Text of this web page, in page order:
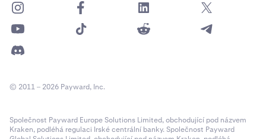
© 2011 – 2026 Payward, Inc.
Společnost Payward Europe Solutions Limited, obchodující pod názvem
Kraken, podléhá regulaci Irské centrální banky. Společnost Payward